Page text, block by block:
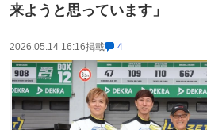
来ようと思っています」
2026.05.14 16:16掲載 4